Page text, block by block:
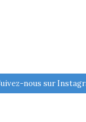
nous sur